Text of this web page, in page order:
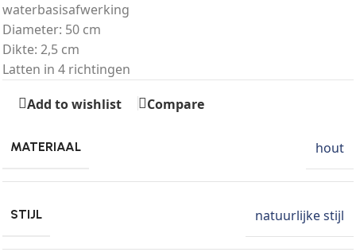
waterbasisafwerking
Diameter: 50 cm
Dikte: 2,5 cm
Latten in 4 richtingen
Add to wishlist
Compare
MATERIAAL hout
STIJL natuurlijke stijl